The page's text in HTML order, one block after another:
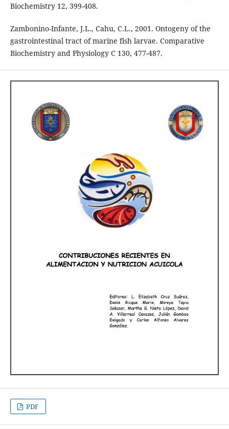
Biochemistry 12, 399-408.
Zambonino-Infante, J.L., Cahu, C.L., 2001. Ontogeny of the
gastrointestinal tract of marine fish larvae. Comparative
Biochemistry and Physiology C 130, 477-487.
PDF